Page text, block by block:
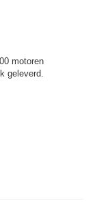
motoren
geleverd.